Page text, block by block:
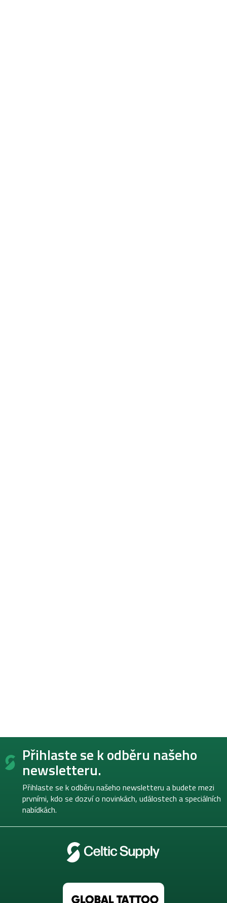
Z
Přihlaste se k odběru našeho
newsletteru.
Přihlaste se k odběru našeho newsletteru a budete mezi
prvními, kdo se dozví o novinkách, událostech a speciálních
nabídkách.